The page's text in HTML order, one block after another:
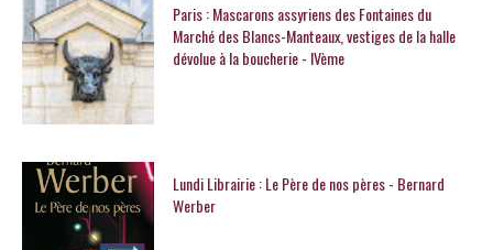
Paris : Mascarons assyriens des Fontaines du
Marché des Blancs-Manteaux, vestiges de la halle
dévolue à la boucherie - IVème
Lundi Librairie : Le Père de nos pères - Bernard
Werber